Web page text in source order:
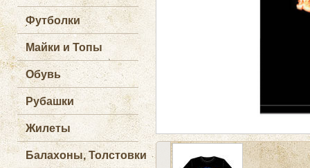
Футболки
Майки и Топы
Обувь
Рубашки
Жилеты
Балахоны, Толстовки